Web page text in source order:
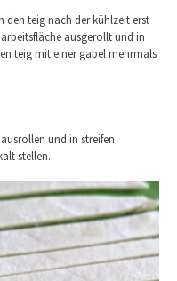
den teig nach der kühlzeit erst
ausgerollt und in
teig mit einer gabel mehrmals
und in streifen
stellen.